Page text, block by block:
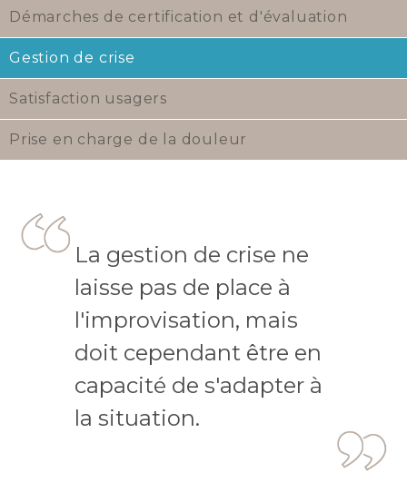
Démarches de certification et d'évaluation
Gestion de crise
Satisfaction usagers
Prise en charge de la douleur
La gestion de crise ne
laisse pas de place à
l'improvisation, mais
doit cependant être en
capacité de s'adapter à
la situation.